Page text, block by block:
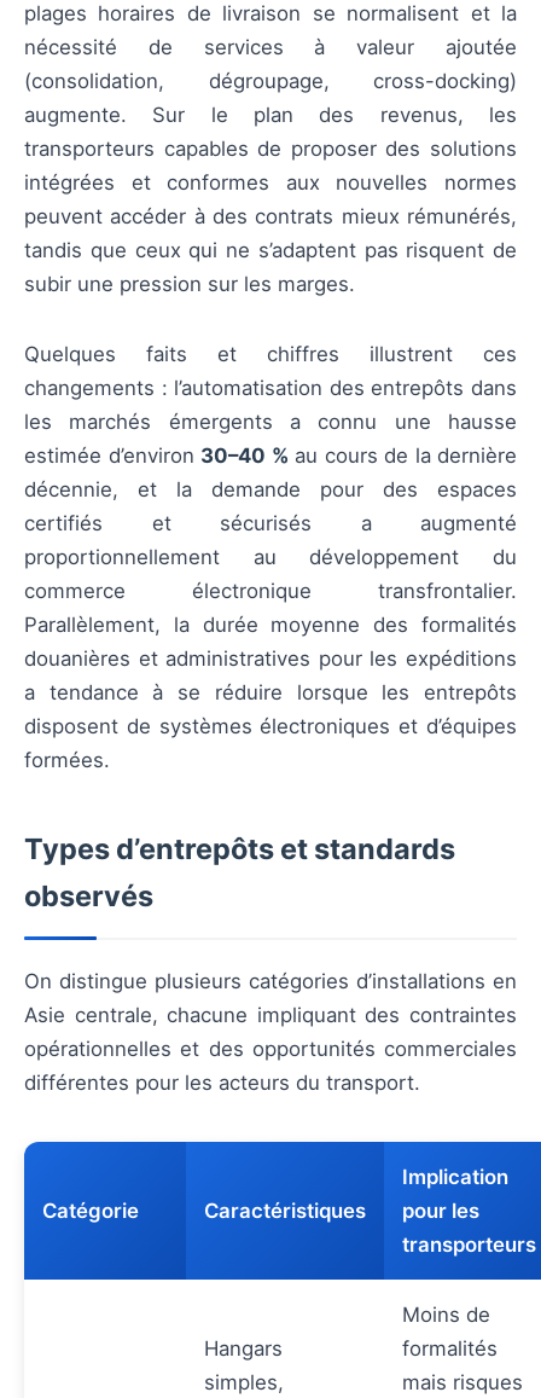
plages horaires de livraison se normalisent et la
nécessité de services à valeur ajoutée
(consolidation, dégroupage, cross-docking)
augmente. Sur le plan des revenus, les
transporteurs capables de proposer des solutions
intégrées et conformes aux nouvelles normes
peuvent accéder à des contrats mieux rémunérés,
tandis que ceux qui ne s’adaptent pas risquent de
subir une pression sur les marges.
Quelques faits et chiffres illustrent ces
changements : l’automatisation des entrepôts dans
les marchés émergents a connu une hausse
estimée d’environ 30–40 % au cours de la dernière
décennie, et la demande pour des espaces
certifiés et sécurisés a augmenté
proportionnellement au développement du
commerce électronique transfrontalier.
Parallèlement, la durée moyenne des formalités
douanières et administratives pour les expéditions
a tendance à se réduire lorsque les entrepôts
disposent de systèmes électroniques et d’équipes
formées.
Types d’entrepôts et standards
observés
On distingue plusieurs catégories d’installations en
Asie centrale, chacune impliquant des contraintes
opérationnelles et des opportunités commerciales
différentes pour les acteurs du transport.
Catégorie Caractéristiques
Implication
pour les
transporteurs
Hangars
simples,
Moins de
formalités
mais risques